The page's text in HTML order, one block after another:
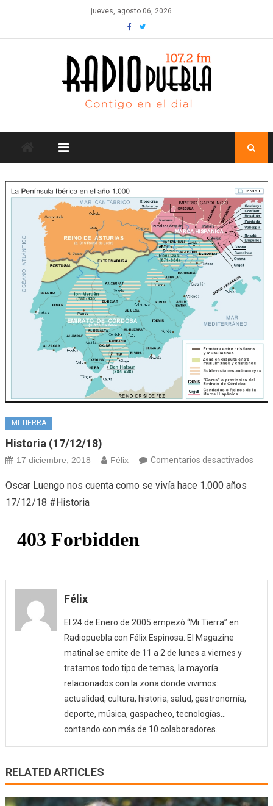
content
jueves, agosto 06, 2026
MI TIERRA
Historia (17/12/18)
17 diciembre, 2018 Félix Comentarios desactivadosen
Oscar Luengo nos cuenta como se vivía hace 1.000 años
17/12/18 #Historia
Félix
El 24 de Enero de 2005 empezó “Mi Tierra” en
Radiopuebla con Félix Espinosa. El Magazine
matinal se emite de 11 a 2 de lunes a viernes y
tratamos todo tipo de temas, la mayoría
relacionados con la zona donde vivimos:
actualidad, cultura, historia, salud, gastronomía,
deporte, música, gaspacheo, tecnologías…
contando con más de 10 colaboradores.
RELATED ARTICLES